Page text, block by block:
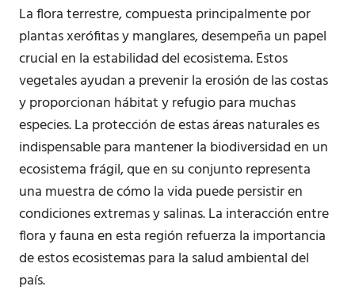
La flora terrestre, compuesta principalmente por
plantas xerófitas y manglares, desempeña un papel
crucial en la estabilidad del ecosistema. Estos
vegetales ayudan a prevenir la erosión de las costas
y proporcionan hábitat y refugio para muchas
especies. La protección de estas áreas naturales es
indispensable para mantener la biodiversidad en un
ecosistema frágil, que en su conjunto representa
una muestra de cómo la vida puede persistir en
condiciones extremas y salinas. La interacción entre
flora y fauna en esta región refuerza la importancia
de estos ecosistemas para la salud ambiental del
país.